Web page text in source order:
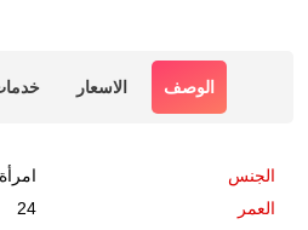
الوصف الاسعار
الجنس
امرأة
العمر
24